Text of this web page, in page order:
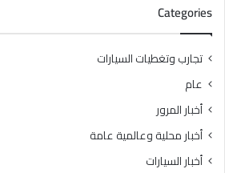
Categories
تجارب وتغطيات السيارات
عام
أخبار المرور
أخبار محلية وعالمية عامة
أخبار السيارات